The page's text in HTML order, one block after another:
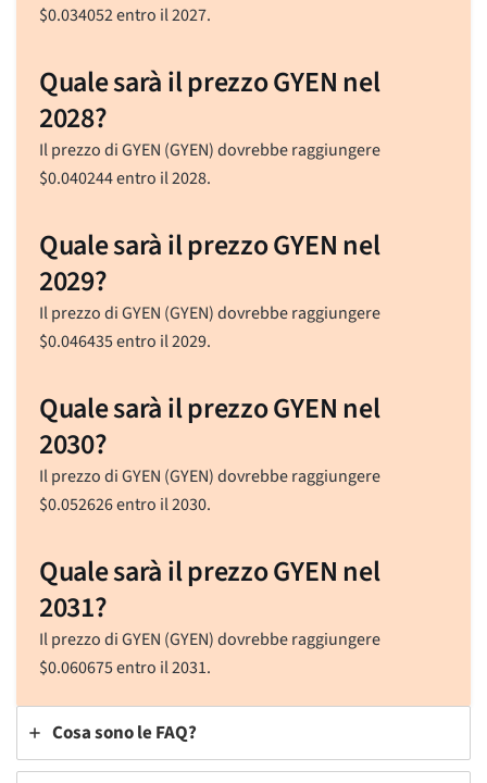
$0.034052entro il 2027.
Quale sarà il prezzo GYEN nel
2028?
Il prezzo di GYEN (GYEN) dovrebbe raggiungere
$0.040244entro il 2028.
Quale sarà il prezzo GYEN nel
2029?
Il prezzo di GYEN (GYEN) dovrebbe raggiungere
$0.046435entro il 2029.
Quale sarà il prezzo GYEN nel
2030?
Il prezzo di GYEN (GYEN) dovrebbe raggiungere
$0.052626entro il 2030.
Quale sarà il prezzo GYEN nel
2031?
Il prezzo di GYEN (GYEN) dovrebbe raggiungere
$0.060675entro il 2031.
Cosa sono le FAQ?